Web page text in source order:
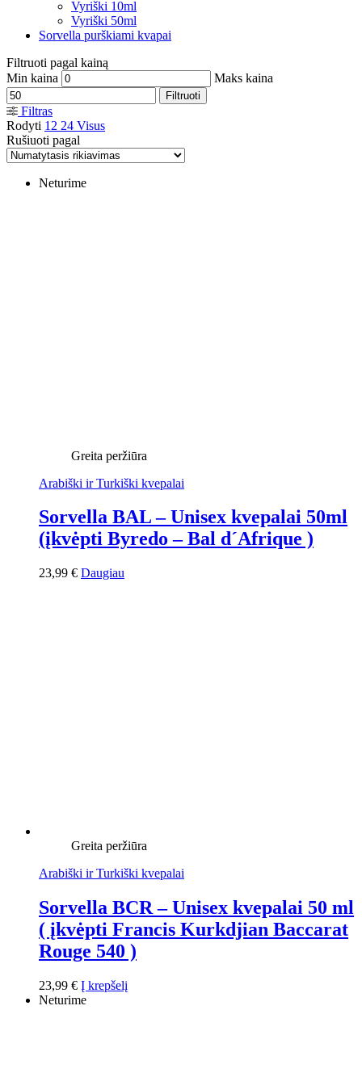
Vyriški 10ml
Vyriški 50ml
Sorvella purškiami kvapai
Filtruoti pagal kainą
Min kaina
Maks kaina
Filtruoti
Filtras
Rodyti 12 24 Visus
Rušiuoti pagal
Neturime
Greita peržiūra
Arabiški ir Turkiški kvepalai
Sorvella BAL – Unisex kvepalai 50ml
(įkvėpti Byredo – Bal d´Afrique )
23,99 € Daugiau
Greita peržiūra
Arabiški ir Turkiški kvepalai
Sorvella BCR – Unisex kvepalai 50 ml
( įkvėpti Francis Kurkdjian Baccarat
Rouge 540 )
23,99 € Į krepšelį
Neturime